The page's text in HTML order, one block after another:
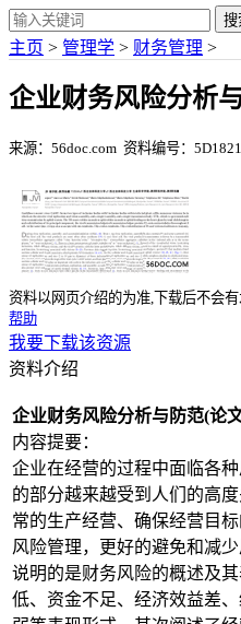
搜
主页 > 管理学 > 财务管理 >
企业财务风险分析
来源：56doc.com 资料编号：
资料以网页介绍的为准,下载后不会
帮助
我要下载该资源
资料介绍
企业财务风险分析与防范(论
内容提要：
企业在经营的过程中面临各
的部分越来越受到人们的高
常的生产经营、确保经营目
风险管理，更好的避免和减
说明的是财务风险的概述及
低、资金不足、经济效益差